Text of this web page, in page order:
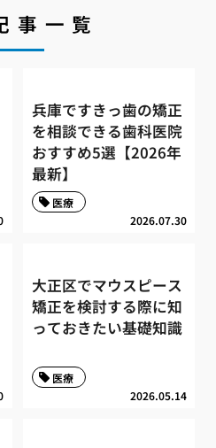
事一覧
兵庫ですきっ歯の矯正
を相談できる歯科医院
おすすめ5選【2026年
最新】
2026.07.30
医療
大正区でマウスピース
矯正を検討する際に知
っておきたい基礎知識
2026.05.14
医療